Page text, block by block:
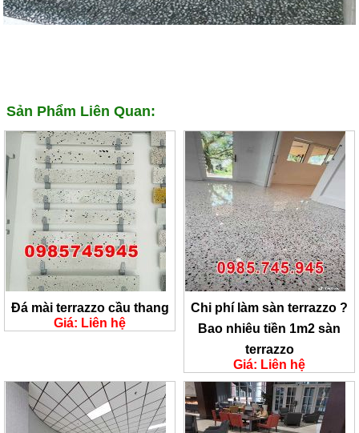
Sản Phẩm Liên Quan:
Đá mài terrazzo cầu thang
Giá: Liên hệ
Chi phí làm sàn terrazzo ?
Bao nhiêu tiền 1m2 sàn
terrazzo
Giá: Liên hệ